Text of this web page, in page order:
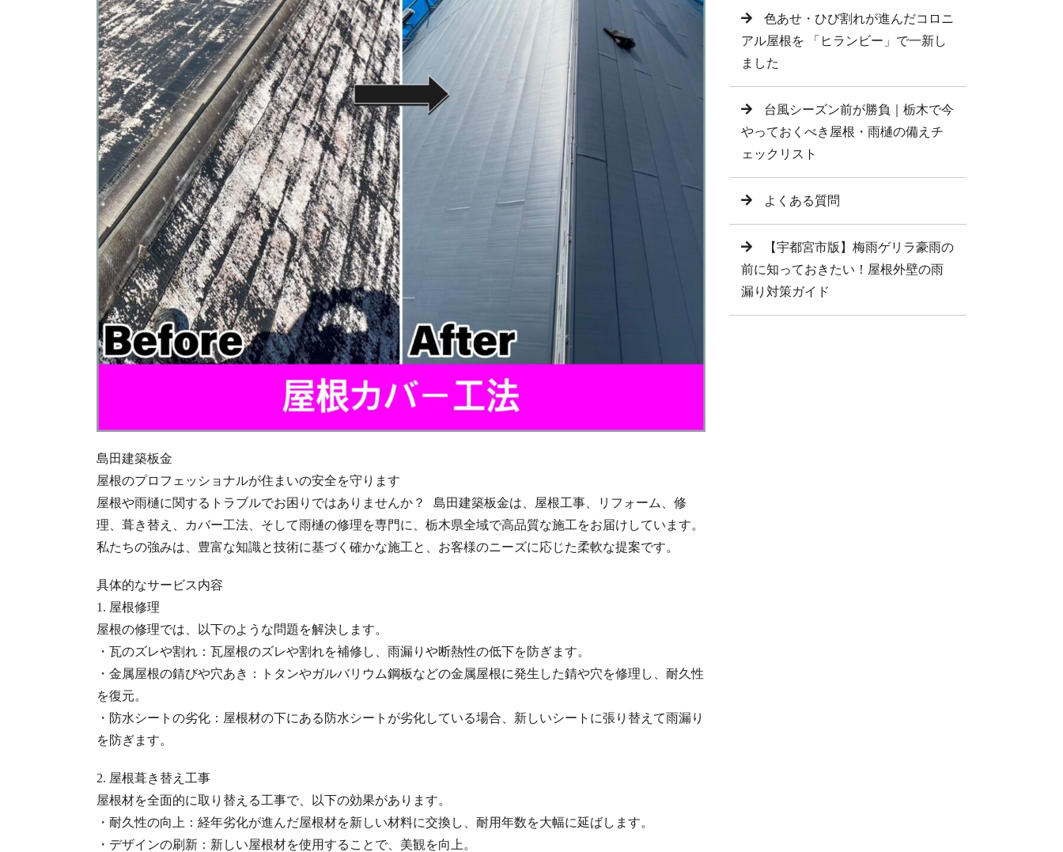
島田建築板金
屋根のプロフェッショナルが住まいの安全を守ります
屋根や雨樋に関するトラブルでお困りではありませんか？ 島田建築板金は、屋根工事、リフォーム、修
理、葺き替え、カバー工法、そして雨樋の修理を専門に、栃木県全域で高品質な施工をお届けしています。
私たちの強みは、豊富な知識と技術に基づく確かな施工と、お客様のニーズに応じた柔軟な提案です。
具体的なサービス内容
1. 屋根修理
屋根の修理では、以下のような問題を解決します。
・瓦のズレや割れ：瓦屋根のズレや割れを補修し、雨漏りや断熱性の低下を防ぎます。
・金属屋根の錆びや穴あき：トタンやガルバリウム鋼板などの金属屋根に発生した錆や穴を修理し、耐久性
を復元。
・防水シートの劣化：屋根材の下にある防水シートが劣化している場合、新しいシートに張り替えて雨漏り
を防ぎます。
2. 屋根葺き替え工事
屋根材を全面的に取り替える工事で、以下の効果があります。
・耐久性の向上：経年劣化が進んだ屋根材を新しい材料に交換し、耐用年数を大幅に延ばします。
・デザインの刷新：新しい屋根材を使用することで、美観を向上。
色あせ・ひび割れが進んだコロニ
アル屋根を 「ヒランビー」で一新し
ました
台風シーズン前が勝負｜栃木で今
やっておくべき屋根・雨樋の備えチ
ェックリスト
よくある質問
【宇都宮市版】梅雨ゲリラ豪雨の
前に知っておきたい！屋根外壁の雨
漏り対策ガイド